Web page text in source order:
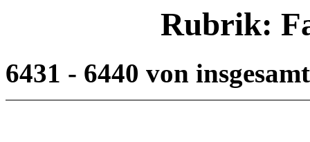
Rubrik:
6431 - 6440 von